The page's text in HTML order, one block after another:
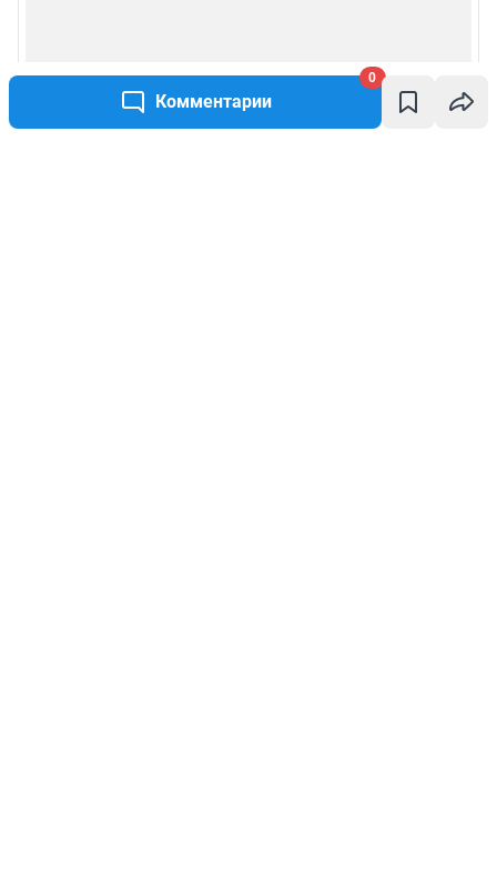
Комментарии
0